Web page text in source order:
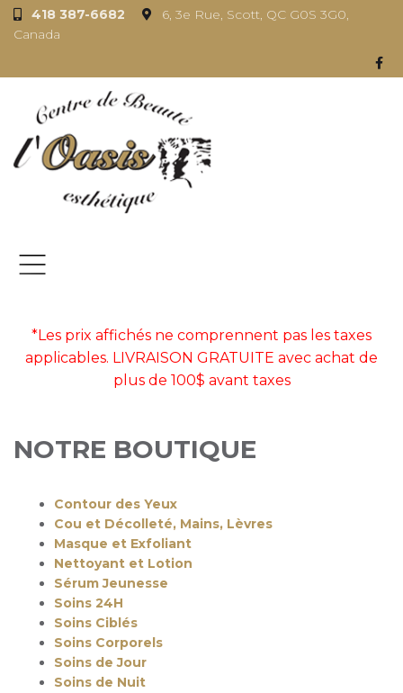
418 387-6682
6, 3e Rue, Scott, QC G0S 3G0,
Canada
*Les prix affichés ne comprennent pas les taxes
applicables. LIVRAISON GRATUITE avec achat de
plus de 100$ avant taxes
NOTRE BOUTIQUE
Contour des Yeux
Cou et Décolleté, Mains, Lèvres
Masque et Exfoliant
Nettoyant et Lotion
Sérum Jeunesse
Soins 24H
Soins Ciblés
Soins Corporels
Soins de Jour
Soins de Nuit